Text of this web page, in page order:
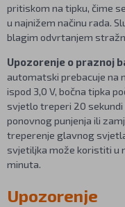
pritiskom na tipku, čime
u najnižem načinu rada.
blagim odvrtanjem
Upozorenje o praznoj
automatski prebacuje na
ispod 3,0 V, bočna tipka
svjetlo treperi 20 sekundi
ponovnog punjenja ili
treperenje glavnog
svjetiljka može koristiti u
minuta.
Upozorenje